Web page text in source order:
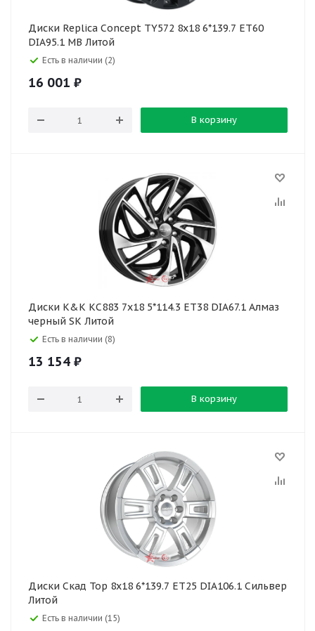
Диски Replica Concept TY572 8x18 6*139.7 ET60
DIA95.1 MB Литой
Есть в наличии (2)
16 001 ₽
В корзину
Диски K&K КС883 7x18 5*114.3 ET38 DIA67.1 Алмаз
черный SK Литой
Есть в наличии (8)
13 154 ₽
В корзину
Диски Скад Тор 8x18 6*139.7 ET25 DIA106.1 Сильвер
Литой
Есть в наличии (15)